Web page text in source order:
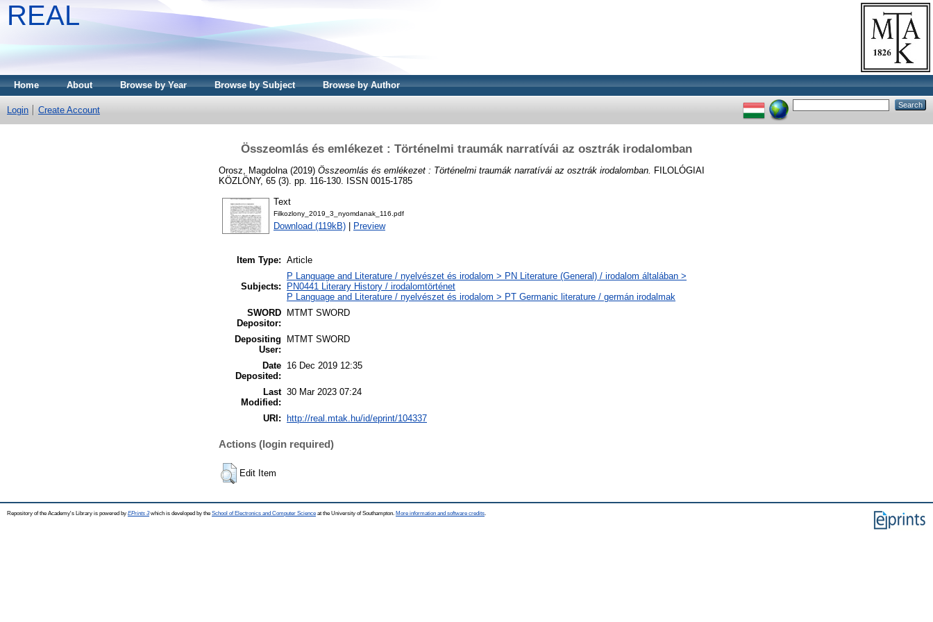
REAL
Home About Browse by Year Browse by Subject Browse by Author
Login Create Account
Összeomlás és emlékezet : Történelmi traumák narratívái az osztrák irodalomban
Orosz, Magdolna (2019) Összeomlás és emlékezet : Történelmi traumák narratívái az osztrák irodalomban. FILOLÓGIAI
KÖZLÖNY, 65 (3). pp. 116-130. ISSN 0015-1785
Text
Filkozlony_2019_3_nyomdanak_116.pdf
Download (119kB) Preview
Item Type: Article
Subjects:
P Language and Literature / nyelvészet és irodalom > PN Literature (General) / irodalom általában >
PN0441 Literary History / irodalomtörténet
P Language and Literature / nyelvészet és irodalom > PT Germanic literature / germán irodalmak
SWORD
Depositor:
MTMT SWORD
Depositing
User:
MTMT SWORD
Date
Deposited:
16 Dec 2019 12:35
Last
Modified:
30 Mar 2023 07:24
URI: http://real.mtak.hu/id/eprint/104337
Actions (login required)
Edit Item
Repository of the Academy's Library is powered by EPrints 3which is developed by the School of Electronics and Computer Science at the University of Southampton. More information and software credits